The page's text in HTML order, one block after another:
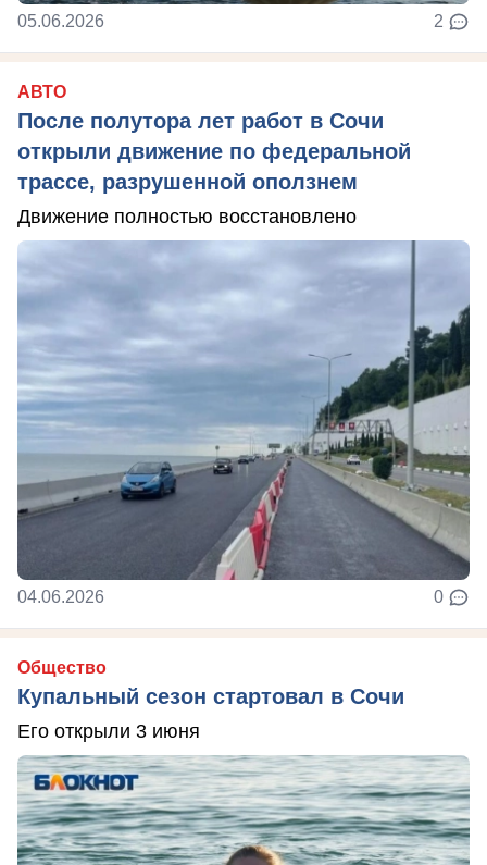
05.06.2026 2
АВТО
После полутора лет работ в Сочи
открыли движение по федеральной
трассе, разрушенной оползнем
Движение полностью восстановлено
04.06.2026 0
Общество
Купальный сезон стартовал в Сочи
Его открыли 3 июня